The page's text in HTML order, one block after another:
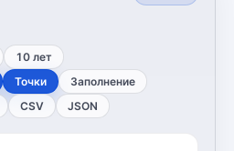
10 лет
Точки Заполнение
CSV JSON